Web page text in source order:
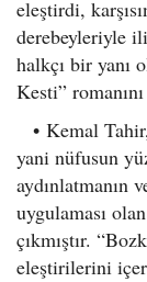
eleştirdi,
derebeyleriyle
halkçı bir yanı
Kesti” romanını
•Kemal
yani nüfusun
aydınlatmanın
uygulaması
çıkmıştır.
eleştirilerini